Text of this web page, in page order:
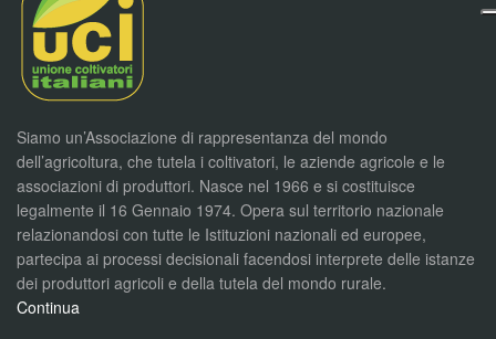
Siamo un’Associazione di rappresentanza del mondo
dell’agricoltura, che tutela i coltivatori, le aziende agricole e le
associazioni di produttori. Nasce nel 1966 e si costituisce
legalmente il 16 Gennaio 1974. Opera sul territorio nazionale
relazionandosi con tutte le Istituzioni nazionali ed europee,
partecipa ai processi decisionali facendosi interprete delle istanze
dei produttori agricoli e della tutela del mondo rurale.
Continua